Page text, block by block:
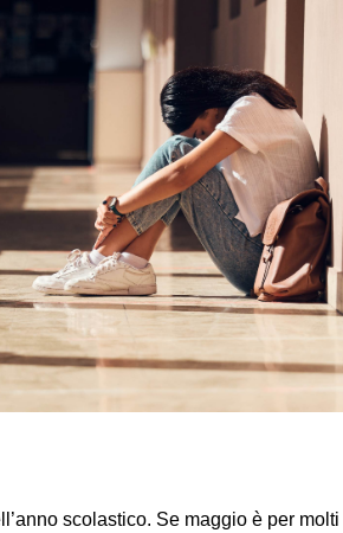
scolastico. Se maggio è per